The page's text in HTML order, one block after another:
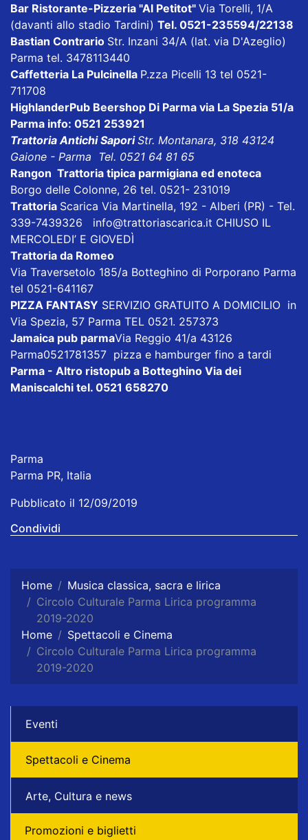
Bar Ristorante-Pizzeria "Al Petitot" Via Torelli, 1/A
(davanti allo stadio Tardini) Tel. 0521-235594/22138
Bastian Contrario Str. Inzani 34/A (lat. via D'Azeglio)
Parma tel. 3478113440
Caffetteria La Pulcinella P.zza Picelli 13 tel 0521-
711708
HighlanderPub Beershop Di Parma via La Spezia 51/a
Parma info: 0521 253921
Trattoria Antichi SaporiStr. Montanara, 318 43124
Gaione - Parma Tel. 0521 64 81 65
Rangon Trattoria tipica parmigiana ed enoteca
Borgo delle Colonne, 26 tel. 0521- 231019
Trattoria Scarica Via Martinella, 192 - Alberi (PR) - Tel.
339-7439326 info@trattoriascarica.it CHIUSO IL
MERCOLEDI’ E GIOVEDÌ
Trattoria da Romeo
Via Traversetolo 185/a Botteghino di Porporano Parma
tel 0521-641167
PIZZA FANTASY SERVIZIO GRATUITO A DOMICILIO in
Via Spezia, 57 Parma TEL 0521. 257373
Jamaica pub parmaVia Reggio 41/a 43126
Parma0521781357 pizza e hamburger fino a tardi
Parma - Altro ristopub a Botteghino Via dei
Maniscalchi tel. 0521 658270
Parma
Parma PR, Italia
Pubblicato il 12/09/2019
Condividi
Home
Musica classica, sacra e lirica
Circolo Culturale Parma Lirica programma
2019-2020
Home
Spettacoli e Cinema
Circolo Culturale Parma Lirica programma
2019-2020
Eventi
Spettacoli e Cinema
Arte, Cultura e news
Promozioni e biglietti